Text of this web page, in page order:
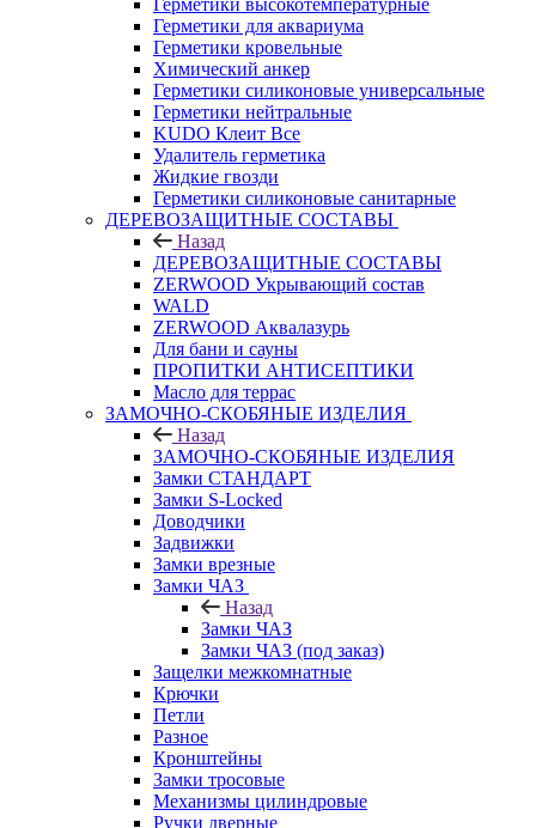
Герметики высокотемпературные
Герметики для аквариума
Герметики кровельные
Химический анкер
Герметики силиконовые универсальные
Герметики нейтральные
KUDO Клеит Все
Удалитель герметика
Жидкие гвозди
Герметики силиконовые санитарные
ДЕРЕВОЗАЩИТНЫЕ СОСТАВЫ
Назад
ДЕРЕВОЗАЩИТНЫЕ СОСТАВЫ
ZERWOOD Укрывающий состав
WALD
ZERWOOD Аквалазурь
Для бани и сауны
ПРОПИТКИ АНТИСЕПТИКИ
Масло для террас
ЗАМОЧНО-СКОБЯНЫЕ ИЗДЕЛИЯ
Назад
ЗАМОЧНО-СКОБЯНЫЕ ИЗДЕЛИЯ
Замки СТАНДАРТ
Замки S-Locked
Доводчики
Задвижки
Замки врезные
Замки ЧАЗ
Назад
Замки ЧАЗ
Замки ЧАЗ (под заказ)
Защелки межкомнатные
Крючки
Петли
Разное
Кронштейны
Замки тросовые
Механизмы цилиндровые
Ручки дверные